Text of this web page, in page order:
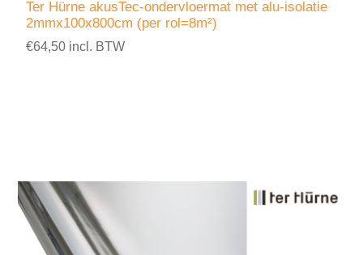
Ter Hürne akusTec-ondervloermat met alu-isolatie
2mmx100x800cm (per rol=8m²)
€64,50 incl. BTW